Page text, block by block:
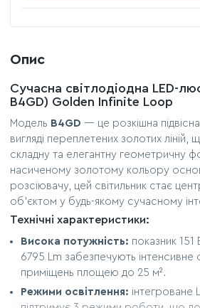
Опис
Сучасна світлодіодна LED-
B4GD) Golden Infinite Loop
Модель B4GD — це розкішна
вигляді переплетених золотих
складну та елегантну геометричну
насиченому золотому кольору
розсіювачу, цей світильник стає
об'єктом у будь-якому сучасному
Технічні характеристики:
Висока потужність: показник 151
6795 Lm забезпечують інтенсивне
приміщень площею до 25 м².
Режими освітлення: інтегроване